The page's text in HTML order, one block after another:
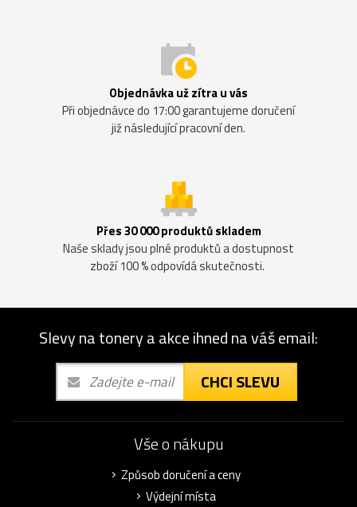
Objednávka už zítra u vás
Při objednávce do 17:00 garantujeme doručení
již následující pracovní den.
Přes 30 000 produktů skladem
Naše sklady jsou plné produktů a dostupnost
zboží 100 % odpovídá skutečnosti.
Slevy na tonery a akce ihned na váš email:
CHCI SLEVU
Vše o nákupu
Způsob doručení a ceny
Výdejní místa